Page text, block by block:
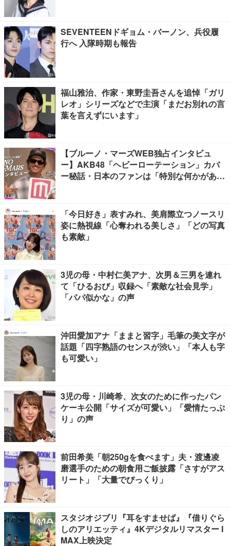
SEVENTEENドギョム・バーノン、兵役履
行へ 入隊時期も報告
福山雅治、作家・東野圭吾さんを追悼「ガリ
レオ」シリーズなどで主演「まだお別れの言
葉を言えずにいます」
【ブルーノ・マーズWEB独占インタビュ
ー】AKB48「ヘビーローテーション」カバ
ー秘話・日本のファンは「特別な何かがあ
「今日好き」表すみれ、美肩際立つノースリ
姿に熱視線「心奪われる美しさ」「どの写真
も素敵」
3児の母・中村仁美アナ、次男＆三男を連れ
て「ひるおび」収録へ「素敵な社会見学」
「パパ似かな」の声
沖田愛加アナ「ままと習字」毛筆の美文字が
話題「四字熟語のセンスが渋い」「本人も字
も可愛い」
3児の母・川崎希、次女のために作ったパン
ケーキ公開「サイズが可愛い」「愛情たっぷ
り」の声
前田希美「朝250gを食べます」夫・渡邊凌
磨選手のための朝食用ご飯披露「さすがアス
リート」「大量でびっくり」
スタジオジブリ『耳をすませば』『借りぐら
しのアリエッティ』4Kデジタルリマスター I
MAX上映決定